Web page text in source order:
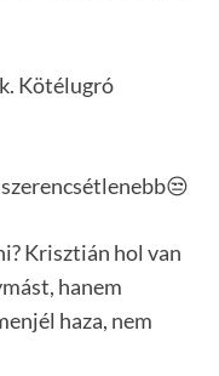
Kötélugró
Krisztián hol van
hanem
haza, nem